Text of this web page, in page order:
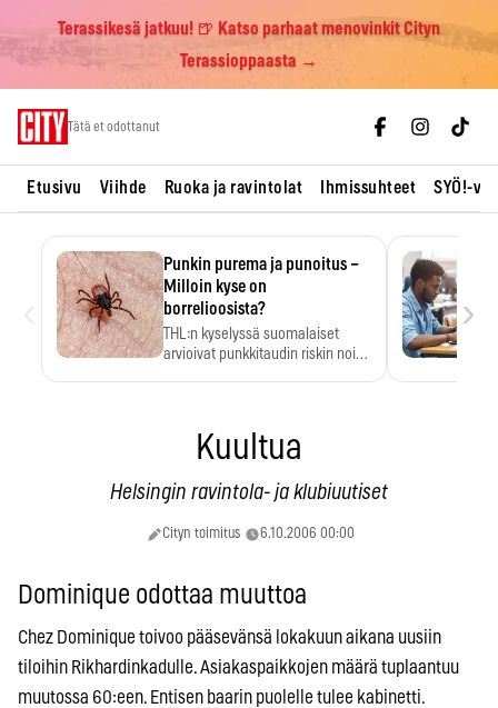
Terassikesä jatkuu! 🍺 Katso parhaat menovinkit Cityn
Terassioppaasta →
Tätä et odottanut
Etusivu Viihde Ruoka ja ravintolat Ihmissuhteet SYÖ!-
Punkin purema ja punoitus –
Milloin kyse on
borrelioosista?
THL:n kyselyssä suomalaiset
arvioivat punkkitaudin riskin noin
›
Kuultua
Helsingin ravintola- ja klubiuutiset
Cityn toimitus 6.10.2006 00:00
Dominique odottaa muuttoa
Chez Dominique toivoo pääsevänsä lokakuun aikana uusiin
tiloihin Rikhardinkadulle. Asiakaspaikkojen määrä tuplaantuu
muutossa 60:een. Entisen baarin puolelle tulee kabinetti.